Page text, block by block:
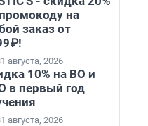
на
заказ от
августа, 2026
10% на ВО и
в первый год
августа, 2026